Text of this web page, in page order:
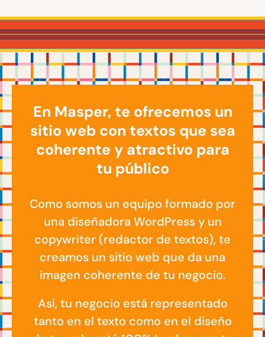
En Masper, te ofrecemos un
sitio web con textos que sea
coherente y atractivo para
tu público
Como somos un equipo formado por
una diseñadora WordPress y un
copywriter (redactor de textos), te
creamos un sitio web que da una
imagen coherente de tu negocio.
Así, tu negocio está representado
tanto en el texto como en el diseño